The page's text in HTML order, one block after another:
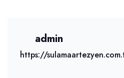
admin
https://